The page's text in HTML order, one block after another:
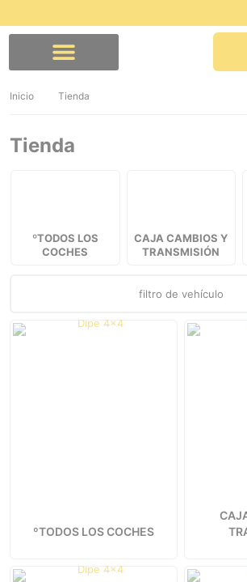
Inicio Tienda
Tienda
ºTODOS LOS
COCHES
CAJA CAMBIOS Y
TRANSMISIÓN
filtro de vehículo
ºTODOS LOS COCHES